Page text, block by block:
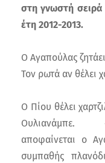
στη γνωστή
έτη 2012-2013.
Ο Αγαπούλας
Τον ρωτά αν θέλει
Ο Πίου θέλει
Ουλιανάμπε.
αποφαίνεται ο
συμπαθής